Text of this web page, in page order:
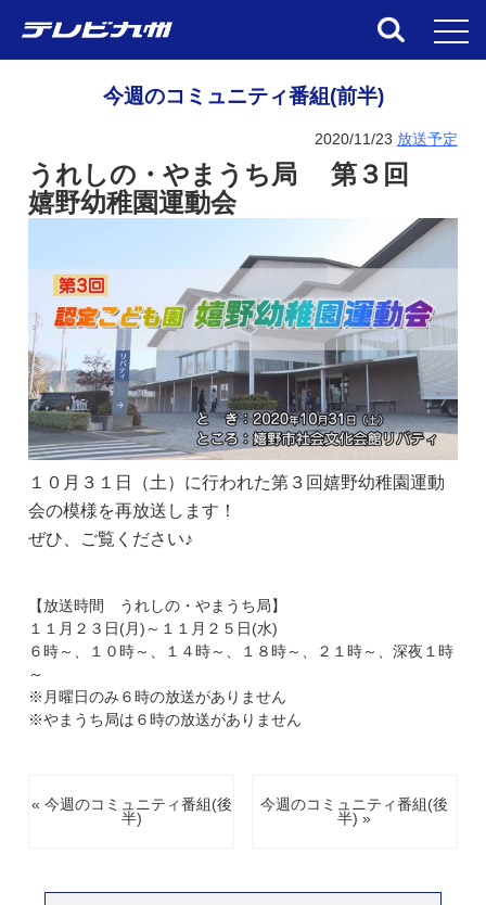
今週のコミュニティ番組(前半)
2020/11/23 放送予定
うれしの・やまうち 局 第３回
嬉野幼稚園運動会
１０月３１日（土）に行われた第３回嬉野幼稚園運動
会の模様を再放送します！
ぜひ、ご覧ください♪
【放送時間 うれしの・やまうち局】
１１月２３日(月)～１１月２５日(水)
６時～、１０時～、１４時～、１８時～、２１時～、深夜１時
～
※月曜日のみ６時の放送がありません
※やまうち局は６時の放送がありません
« 今週のコミュニティ番組(後
半)
今週のコミュニティ番組(後
半) »